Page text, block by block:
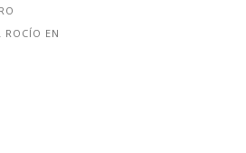
ROCÍO EN